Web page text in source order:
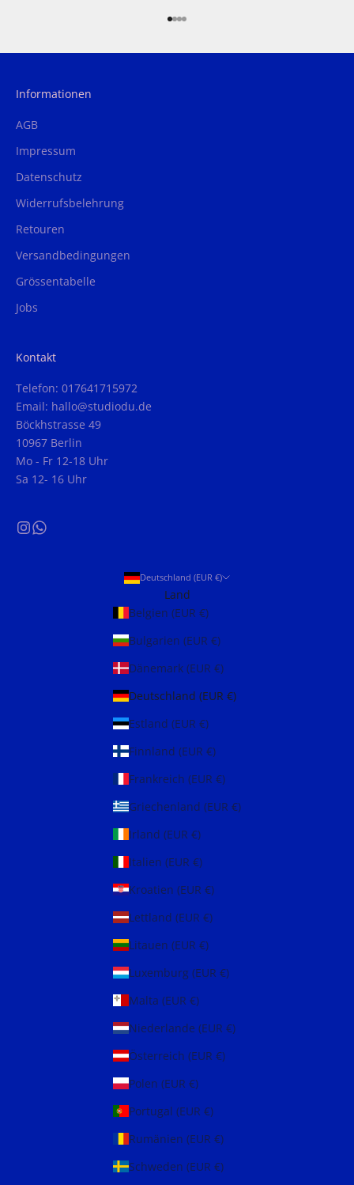
Gehe zu Element 1
Gehe zu Element 2
Gehe zu Element 3
Gehe zu Element 4
Informationen
AGB
Impressum
Datenschutz
Widerrufsbelehrung
Retouren
Versandbedingungen
Grössentabelle
Jobs
Kontakt
Telefon: 017641715972
Email: hallo@studiodu.de
Böckhstrasse 49
10967 Berlin
Mo - Fr 12-18 Uhr
Sa 12- 16 Uhr
Deutschland (EUR €)
Land
Belgien (EUR €)
Bulgarien (EUR €)
Dänemark (EUR €)
Deutschland (EUR €)
Estland (EUR €)
Finnland (EUR €)
Frankreich (EUR €)
Griechenland (EUR €)
Irland (EUR €)
Italien (EUR €)
Kroatien (EUR €)
Lettland (EUR €)
Litauen (EUR €)
Luxemburg (EUR €)
Malta (EUR €)
Niederlande (EUR €)
Österreich (EUR €)
Polen (EUR €)
Portugal (EUR €)
Rumänien (EUR €)
Schweden (EUR €)